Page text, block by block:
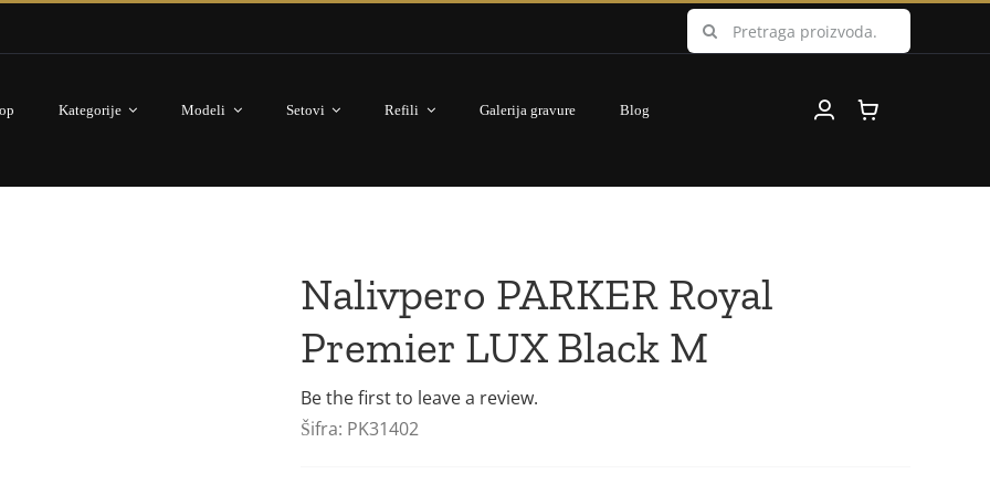
Search
for:
Kategorije Modeli Setovi Refili Galerija gravure Blog
Nalivpero PARKER Royal
Premier LUX Black M
Be the first to leave a review.
Šifra: PK31402